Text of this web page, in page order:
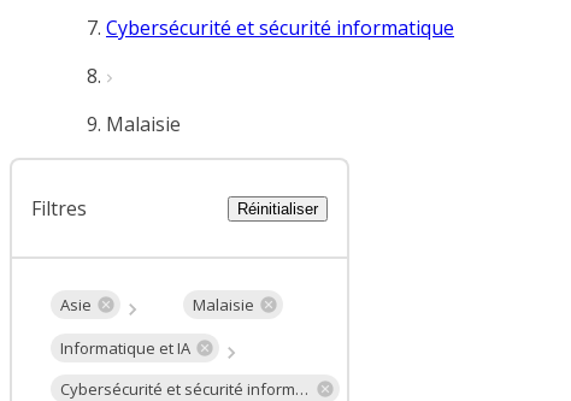
Cybersécurité et sécurité informatique
Malaisie
Filtres Réinitialiser
Asie
Malaisie
Informatique et IA
Cybersécurité et sécurité informatique